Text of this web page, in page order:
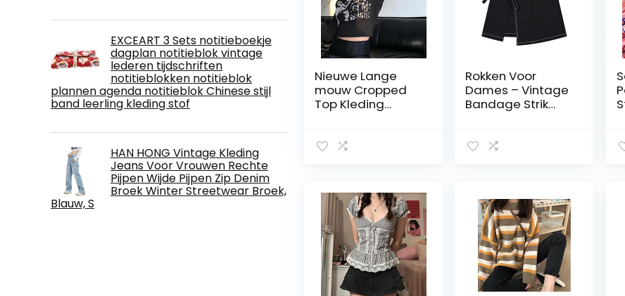
EXCEART 3 Sets notitieboekje
dagplan notitieblok vintage
lederen tijdschriften
notitieblokken notitieblok
plannen agenda notitieblok Chinese stijl
band leerling kleding stof
HAN HONG Vintage Kleding
Jeans Voor Vrouwen Rechte
Pijpen Wijde Pijpen Zip Denim
Broek Winter Streetwear Broek,
Blauw, S
Nieuwe Lange
mouw Cropped
Top Kleding
Kleding
y2k Top
Streetwear-
Zwart, XXL
Rokken Voor
Dames – Vintage
Bandage Strik
A-Lijn Hoge Taille
Kleding Bodems
Voor Dames
Zomerjurk (Zwart
Xl)